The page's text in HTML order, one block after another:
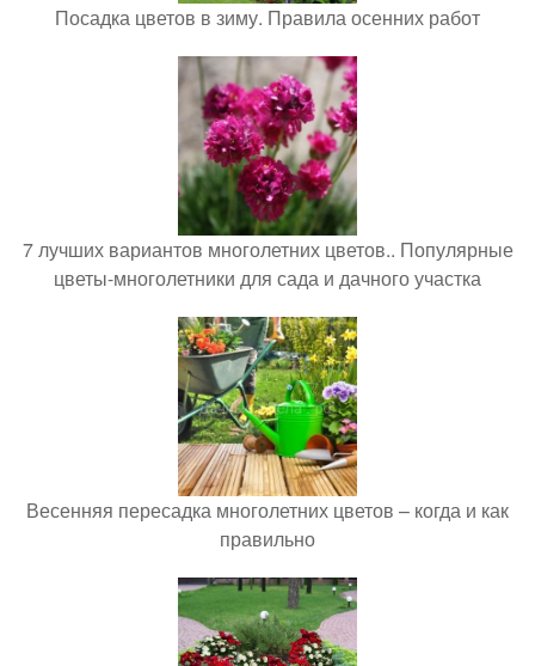
Посадка цветов в зиму. Правила осенних работ
7 лучших вариантов многолетних цветов.. Популярные
цветы-многолетники для сада и дачного участка
Весенняя пересадка многолетних цветов – когда и как
правильно